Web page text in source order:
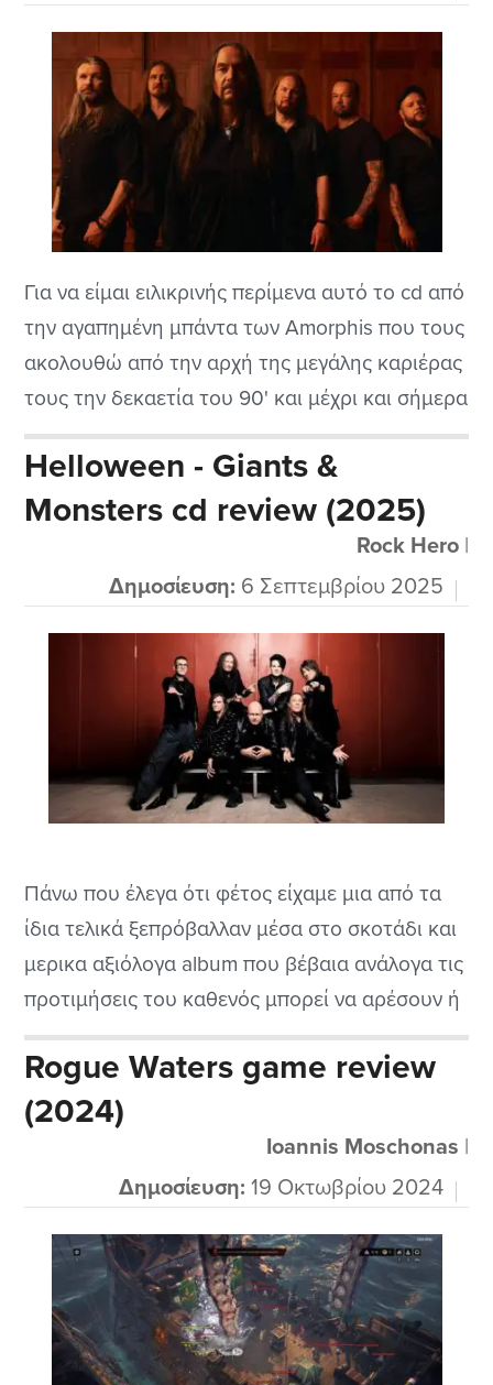
Για να είμαι ειλικρινής περίμενα αυτό το cd από
την αγαπημένη μπάντα των Amorphis που τους
ακολουθώ από την αρχή της μεγάλης καριέρας
τους την δεκαετία του 90' και μέχρι και σήμερα
που μας παρουσίασαν αυτό το καινούριο
δημιούργημα. Μάλιστα έχουν αλλάξει και το
στυλ τους και από σκληρό ήχο στα πρώτα cd
Helloween - Giants &
Monsters cd review (2025)
Rock Hero|
Δημοσίευση: 6 Σεπτεμβρίου 2025
Πάνω που έλεγα ότι φέτος είχαμε μια από τα
ίδια τελικά ξεπρόβαλλαν μέσα στο σκοτάδι και
μερικα αξιόλογα album που βέβαια ανάλογα τις
προτιμήσεις του καθενός μπορεί να αρέσουν ή
και μπορεί να περάσουν στα αζήτητα. Επειδή
εδώ έχω να κάνω με το 17ο cd των θρυλικών
Helloween που τους ακούω για πολλά χρόνια
Rogue Waters game review
(2024)
Ioannis Moschonas |
Δημοσίευση: 19 Οκτωβρίου 2024